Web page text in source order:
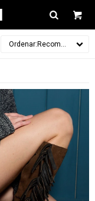
Recomendados